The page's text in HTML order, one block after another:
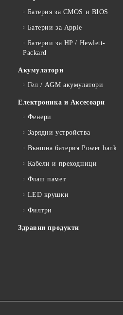
Батерия за CMOS и BIOS
Батерии за Apple
Батерии за HP / Hewlett-
Packard
Акумулатори
Гел / AGM акумулатори
Електроника и Аксесоари
Фенери
Зарядни устройства
Външна батерия Power bank
Кабели и преходници
Флаш памет
LED крушки
Филтри
Здравни продукти